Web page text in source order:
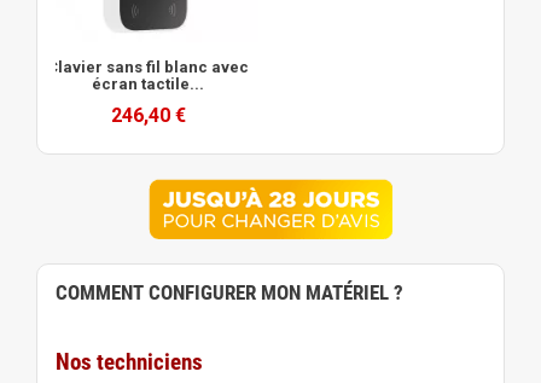
Clavier sans fil blanc avec
écran tactile...
246,40 €
COMMENT CONFIGURER MON MATÉRIEL ?
Nos techniciens